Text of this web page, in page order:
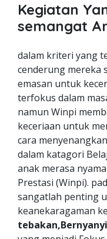
Kegiatan
semangat
dalam kriteri yang
cenderung mereka
emasan untuk
terfokus dalam
namun Winpi
keceriaan untuk
cara
dalam katagori
anak merasa
Prestasi (Winpi).
sangatlah penting
keanekaragaman
tebakan,Bernyanyi